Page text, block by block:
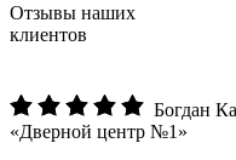
Отзывы наших
клиентов
Богдан
«Дверной центр №1»